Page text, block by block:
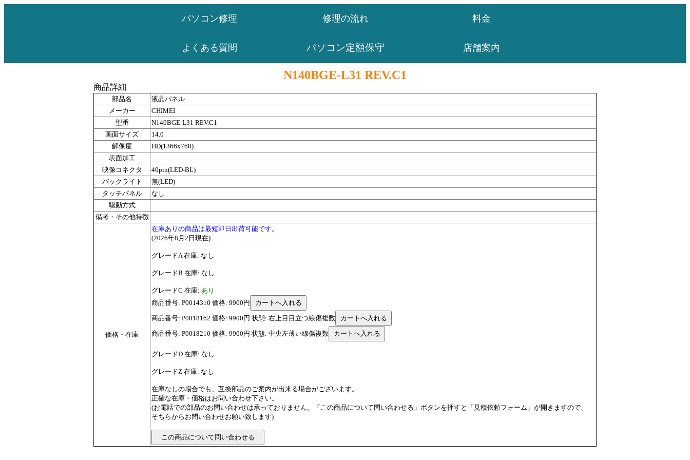
パソコン修理 修理の流れ 料金
よくある質問 パソコン定額保守 店舗案内
N140BGE-L31 REV.C1
商品詳細
部品名
液晶パネル
メーカー
CHIMEI
型番
N140BGE-L31 REV.C1
画面サイズ
14.0
解像度
HD(1366x768)
表面加工
映像コネクタ
40pin(LED-BL)
バックライト
無(LED)
タッチパネル
なし
駆動方式
備考・その他特徴
価格・在庫
在庫ありの商品は最短即日出荷可能です。
(2026年8月2日現在)
グレードA 在庫: なし
グレードB 在庫: なし
グレードC 在庫: あり
商品番号: P0014310 価格: 9900円
商品番号: P0018162 価格: 9900円 状態: 右上目目立つ線傷複数
商品番号: P0018210 価格: 9900円 状態: 中央左薄い線傷複数
グレードD 在庫: なし
グレードZ 在庫: なし
在庫なしの場合でも、互換部品のご案内が出来る場合がございます。
正確な在庫・価格はお問い合わせ下さい。
(お電話での部品のお問い合わせは承っておりません。「この商品について問い合わせる」ボタンを押すと「見積依頼フォーム」が開きますので、
そちらからお問い合わせお願い致します)